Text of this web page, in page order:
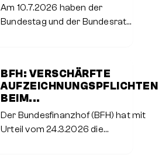
Am 10.7.2026 haben der
Bundestag und der Bundesrat
Gebäudeenergiegesetz
verabschiedet. Es bringt beim
Änderungen mit sich.
BFH: VERSCHÄRFTE
AUFZEICHNUNGSPFLICHTEN
BEIM...
Der Bundesfinanzhof (BFH) hat mit
Urteil vom 24.3.2026 die